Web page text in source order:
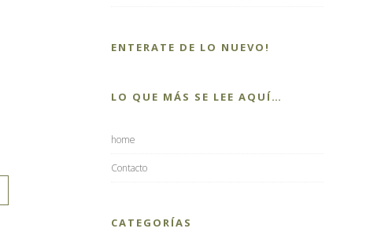
ENTERATE DE LO NUEVO!
LO QUE MÁS SE LEE AQUÍ…
home
Contacto
CATEGORÍAS